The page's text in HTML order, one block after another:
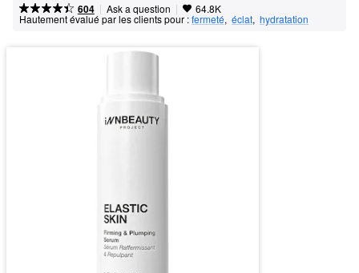
604 | Ask a question | 64.8K
Hautement évalué par les clients pour :fermeté, éclat, hydratation